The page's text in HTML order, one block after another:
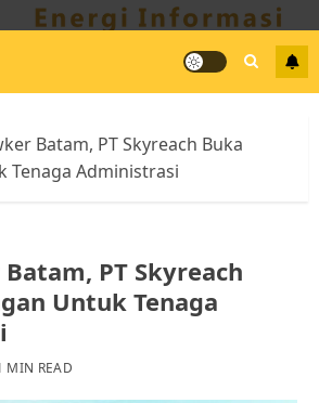
Batam, PT Skyreach Buka
Tenaga Administrasi
PT Skyreach
Untuk Tenaga
MIN READ